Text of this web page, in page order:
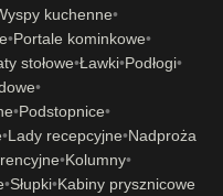
kuchenne•
•Portale kominkowe•
stołowe•Ławki•Podłogi•
•
•Podstopnice•
•Lady recepcyjne•Nadproża
•Kolumny•
•Słupki•Kabiny prysznicowe